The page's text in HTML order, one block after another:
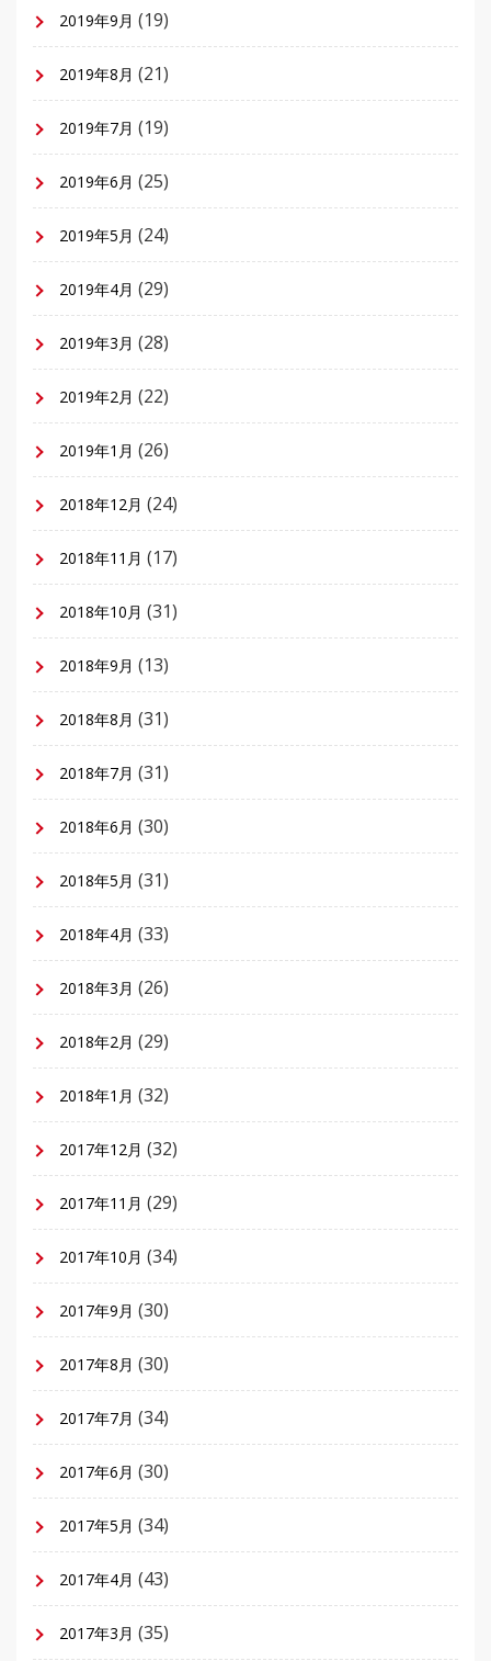
2019年9月 (19)
2019年8月 (21)
2019年7月 (19)
2019年6月 (25)
2019年5月 (24)
2019年4月 (29)
2019年3月 (28)
2019年2月 (22)
2019年1月 (26)
2018年12月 (24)
2018年11月 (17)
2018年10月 (31)
2018年9月 (13)
2018年8月 (31)
2018年7月 (31)
2018年6月 (30)
2018年5月 (31)
2018年4月 (33)
2018年3月 (26)
2018年2月 (29)
2018年1月 (32)
2017年12月 (32)
2017年11月 (29)
2017年10月 (34)
2017年9月 (30)
2017年8月 (30)
2017年7月 (34)
2017年6月 (30)
2017年5月 (34)
2017年4月 (43)
2017年3月 (35)